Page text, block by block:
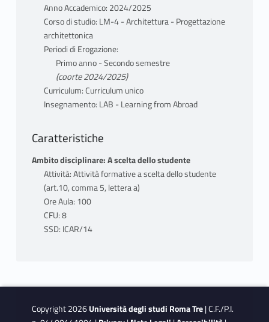
Anno Accademico: 2024/2025
Corso di studio: LM-4 - Architettura - Progettazione
architettonica
Periodi di Erogazione:
Primo anno - Secondo semestre
(coorte 2024/2025)
Curriculum: Curriculum unico
Insegnamento: LAB - Learning from Abroad
Caratteristiche
Ambito disciplinare: A scelta dello studente
Attività: Attività formative a scelta dello studente
(art.10, comma 5, lettera a)
Ore Aula: 100
CFU: 8
SSD: ICAR/14
Copyright 2026Università degli studi Roma Tre| C.F./P.I.